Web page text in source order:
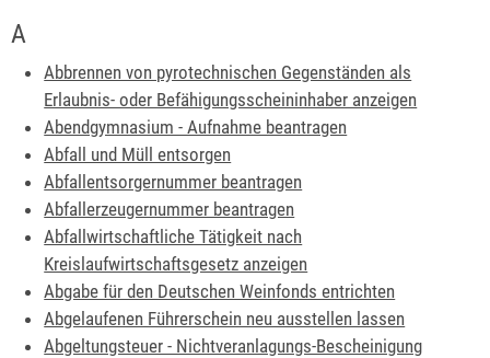
A
Abbrennen von pyrotechnischen Gegenständen als
Erlaubnis- oder Befähigungsscheininhaber anzeigen
Abendgymnasium - Aufnahme beantragen
Abfall und Müll entsorgen
Abfallentsorgernummer beantragen
Abfallerzeugernummer beantragen
Abfallwirtschaftliche Tätigkeit nach
Kreislaufwirtschaftsgesetz anzeigen
Abgabe für den Deutschen Weinfonds entrichten
Abgelaufenen Führerschein neu ausstellen lassen
Abgeltungsteuer - Nichtveranlagungs-Bescheinigung